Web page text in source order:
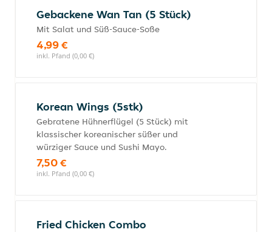
Gebackene Wan Tan (5 Stück)
Mit Salat und Süß-Sauce-Soße
4,99 €
inkl. Pfand (0,00 €)
Korean Wings (5stk)
Gebratene Hühnerflügel (5 Stück) mit
klassischer koreanischer süßer und
würziger Sauce und Sushi Mayo.
7,50 €
inkl. Pfand (0,00 €)
Fried Chicken Combo